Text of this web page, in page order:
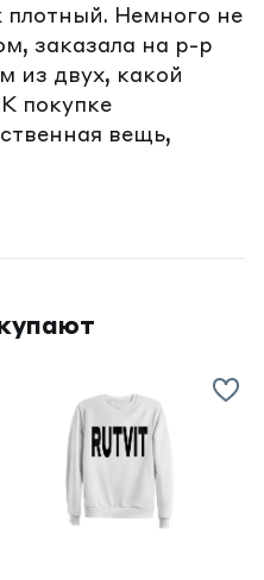
Немного не
заказала на р-р
из двух, какой
покупке
вещь,